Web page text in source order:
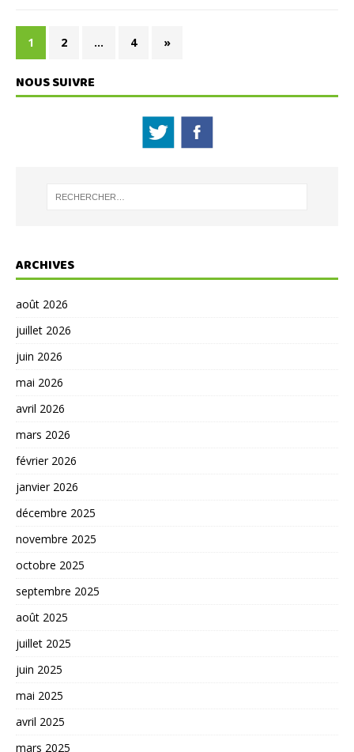
1 2 … 4 »
NOUS SUIVRE
ARCHIVES
août 2026
juillet 2026
juin 2026
mai 2026
avril 2026
mars 2026
février 2026
janvier 2026
décembre 2025
novembre 2025
octobre 2025
septembre 2025
août 2025
juillet 2025
juin 2025
mai 2025
avril 2025
mars 2025